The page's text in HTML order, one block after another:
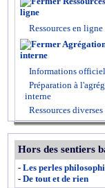
ligne
Ressources en ligne
interne
Informations
Préparation à
interne
Ressources diverses
Hors des sentiers
- Les perles
- De tout et de rien